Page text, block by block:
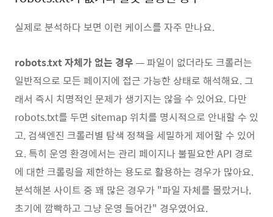
실제로 분석하다 보면 이런 케이스를 자주 만나요.
robots.txt 자체가 없는 경우 — 파일이 없더라도 크롤러는
일반적으로 모든 페이지에 접근 가능한 상태로 해석해요. 그
래서 즉시 치명적인 문제가 생기지는 않을 수 있어요. 다만
robots.txt를 두면 sitemap 위치를 명시적으로 안내할 수 있
고, 검색엔진 크롤러별 탐색 정책을 세밀하게 제어할 수 있어
요. 특히 운영 환경에서는 관리 페이지나 불필요한 API 경로
에 대한 크롤링을 제한하는 용도로 활용하는 경우가 많아요.
분석해본 사이트 중 꽤 많은 경우가 "파일 자체를 몰랐거나,
초기에 깜빡하고 그냥 운영 들어간" 경우였어요.